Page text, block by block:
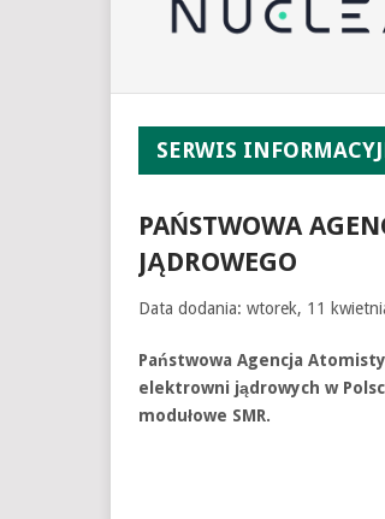
SERWIS
PAŃSTWOWA
JĄDROWEGO
Data dodania: wtorek, 11
Państwowa Agencja
elektrowni jądrowych w
modułowe SMR.